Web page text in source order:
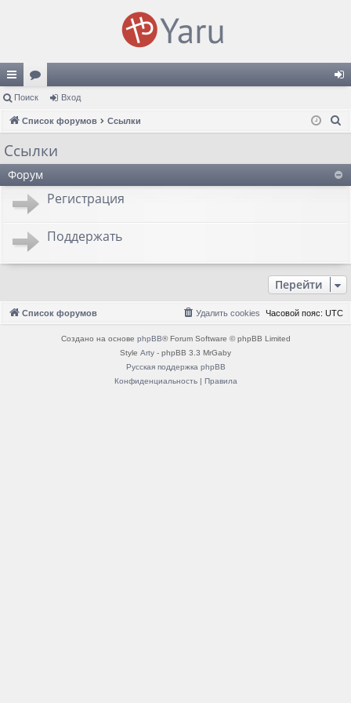
с
ы
лк
ор
ум д
Поиск Вход
Список форумов Ссылки
к
Ссылки
Форум
Регистрация
Поддержать
Перейти
Список форумов Часовой пояс: UTC
Удалить cookies
Создано на основе phpBB® Forum Software © phpBB Limited
Style Arty - phpBB 3.3 MrGaby
Русская поддержка phpBB
Конфиденциальность| Правила